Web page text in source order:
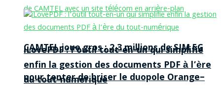
CAMTEL joue gros : 2,3 millions de SIM 5G
pour tenter de briser le duopole Orange–
iLovePDF : l’outil tout-en-un qui simplifie
enfin la gestion des documents PDF à l’ère
du tout-numérique